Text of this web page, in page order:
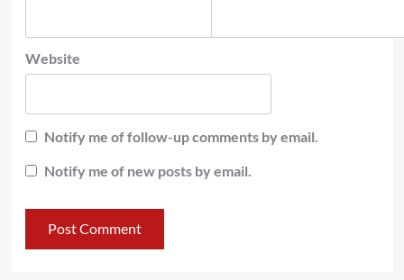
Website
Notify me of follow-up comments by email.
Notify me of new posts by email.